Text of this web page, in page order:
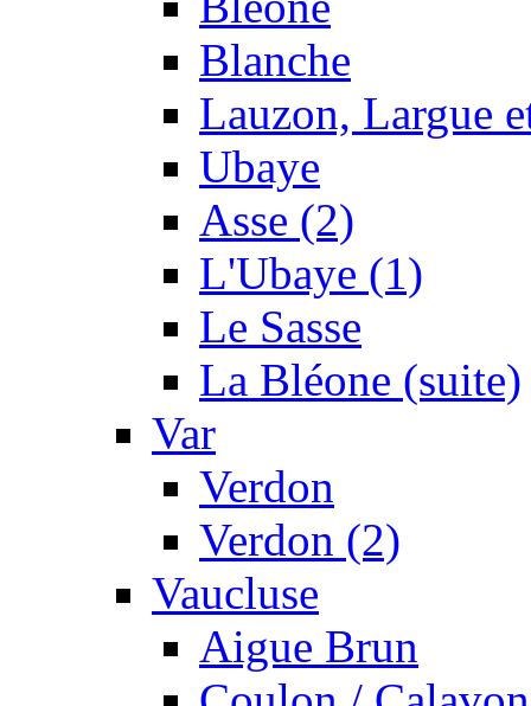
Blanche
Lauzon, Largue
Ubaye
Asse (2)
L'Ubaye (1)
Le Sasse
La Bléone (suite)
Var
Verdon
Verdon (2)
Vaucluse
Aigue Brun